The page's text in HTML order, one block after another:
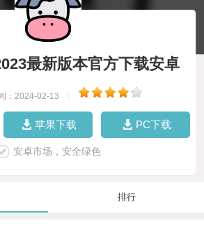
最新版本官方下载安卓
：2024-02-13
苹果下载 PC下载
安卓市场，安全绿色
排行